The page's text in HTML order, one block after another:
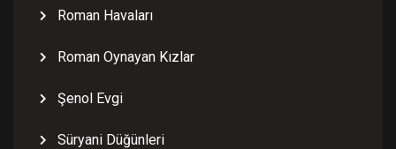
Roman Havaları
Roman Oynayan Kızlar
Şenol Evgi
Süryani Düğünleri